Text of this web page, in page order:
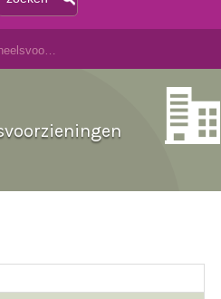
Personeelsvoorzieningen